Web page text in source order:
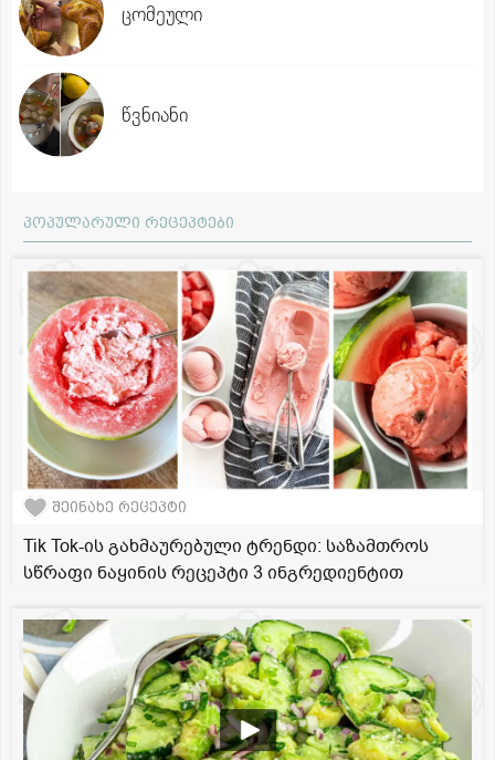
ცომეული
წვნიანი
პოპულარული რეცეპტები
შეინახე რეცეპტი
Tik Tok-ის გახმაურებული ტრენდი: საზამთროს
სწრაფი ნაყინის რეცეპტი 3 ინგრედიენტით